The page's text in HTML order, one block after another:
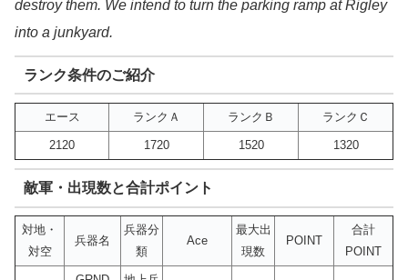
destroy them. We intend to turn the parking ramp at Rigley
into a junkyard.
ランク条件のご紹介
エース ランクＡ ランクＢ ランクＣ
2120 1720 1520 1320
敵軍・出現数と合計ポイント
対地・
対空
兵器名
兵器分
類
Ace
最大出
現数
POINT
合計
POINT